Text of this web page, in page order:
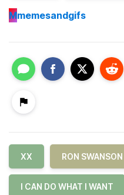
Mmemesandgifs
XX RON SWANSON
I CAN DO WHAT I WANT